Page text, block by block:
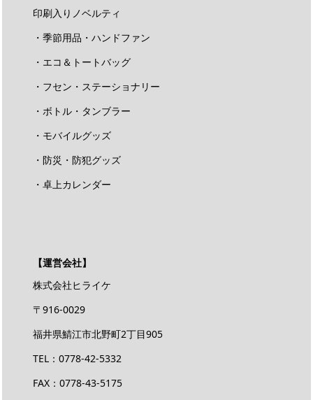
印刷入りノベルティ
・季節用品・ハンドファン
・エコ＆トートバッグ
・フセン・ステーショナリー
・ボトル・タンブラー
・モバイルグッズ
・防災・防犯グッズ
・卓上カレンダー
【運営会社】
株式会社ヒライケ
〒916-0029
福井県鯖江市北野町2丁目905
TEL：0778-42-5332
FAX：0778-43-5175